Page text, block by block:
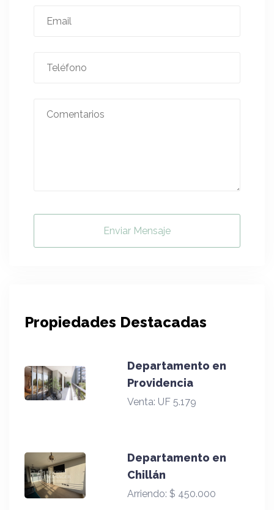
Enviar Mensaje
Propiedades Destacadas
Departamento en
Providencia
Venta: UF 5.179
Departamento en
Chillán
Arriendo:$ 450.000